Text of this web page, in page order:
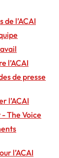
de l’ACAI
l’ACAI
de presse
l’ACAI
The Voice
l’ACAI